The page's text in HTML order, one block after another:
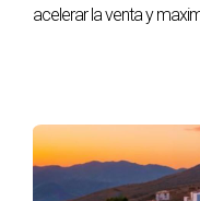
Vender una casa
con la información
pensada, puedes
acelerar la venta y